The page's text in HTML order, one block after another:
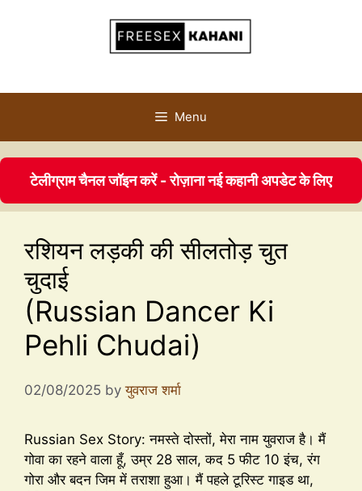
Menu
टेलीग्राम चैनल जॉइन करें - रोज़ाना नई कहानी अपडेट के लिए
रशियन लड़की की सीलतोड़ चुत
चुदाई
(Russian Dancer Ki
Pehli Chudai)
02/08/2025 byयुवराज शर्मा
Russian Sex Story: नमस्ते दोस्तों, मेरा नाम युवराज है। मैं
गोवा का रहने वाला हूँ, उम्र 28 साल, कद 5 फीट 10 इंच, रंग
गोरा और बदन जिम में तराशा हुआ। मैं पहले टूरिस्ट गाइड था,